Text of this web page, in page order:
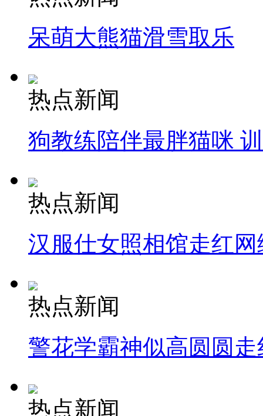
呆萌大熊猫滑雪取乐
热点新闻
狗教练陪伴最胖猫咪
热点新闻
汉服仕女照相馆走红网
热点新闻
警花学霸神似高圆圆走
热点新闻